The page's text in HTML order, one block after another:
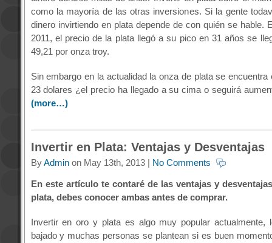
como la mayoría de las otras inversiones. Si la gente
dinero invirtiendo en plata depende de con quién se hable.
2011, el precio de la plata llegó a su pico en 31 años se
49,21 por onza troy.
Sin embargo en la actualidad la onza de plata se encuentra
23 dolares ¿el precio ha llegado a su cima o seguirá
(more…)
Invertir en Plata: Ventajas y Desventajas
ByAdminon May 13th, 2013 | No Comments
En este artículo te contaré de las ventajas y
plata, debes conocer ambas antes de comprar.
Invertir en oro y plata es algo muy popular actualmente,
bajado y muchas personas se plantean si es buen